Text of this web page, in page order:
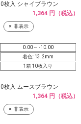
枚入 シャイブラウン
1,364 円（税込）
非表示
0.00～ -10.00
着色: 13.2mm
1箱 10枚入り
枚入 ムースブラウン
1,364 円（税込）
非表示